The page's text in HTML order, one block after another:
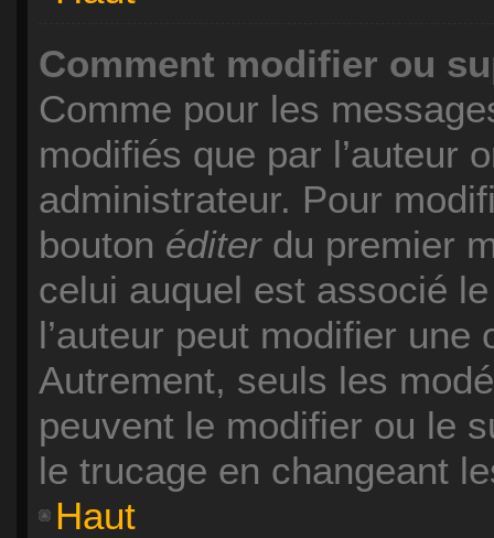
Comment modifier ou
Comme pour les
modifiés que par l’auteur
administrateur. Pour
bouton éditerdu premier
celui auquel est associé
l’auteur peut modifier
Autrement, seuls les
peuvent le modifier ou le
le trucage en changeant
Haut